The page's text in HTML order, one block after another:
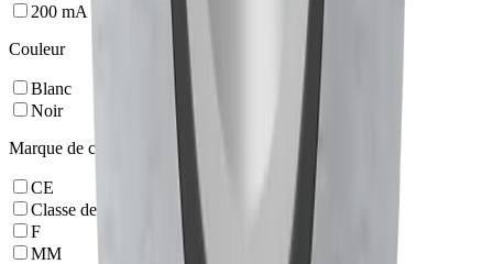
200 mA
Couleur
Blanc
Noir
Marque de certification
CE
Classe de protection II
F
MM